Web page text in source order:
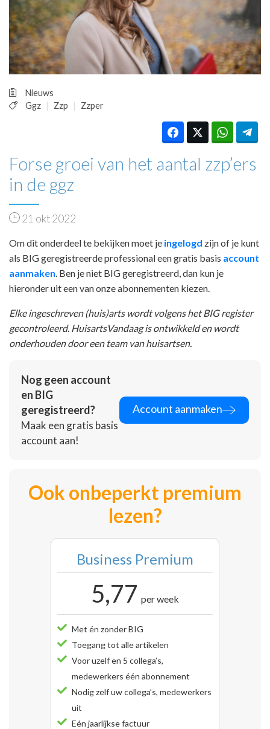
PRAKTIJKZAKEN
TARIEVEN
VPHUISARTSEN
MEDISCHE VAKHANDEL
REGISTRATIE
Nieuws
Ggz
Zzp Zzper
Forse groei van het aantal zzp’ers
in de ggz
21 okt 2022
Om dit onderdeel te bekijken moet je ingelogd zijn of je kunt
als BIG geregistreerde professional een gratis basis account
aanmaken . Ben je niet BIG geregistreerd, dan kun je
hieronder uit een van onze abonnementen kiezen.
Elke ingeschreven (huis)arts wordt volgens het BIG register
gecontroleerd. HuisartsVandaag is ontwikkeld en wordt
onderhouden door een team van huisartsen.
Nog geen account
en BIG
geregistreerd?
Maak een gratis basis
account aan!
Account aanmaken
Ook onbeperkt premium
lezen?
Business Premium
5,77 per week
Met én zonder BIG
Toegang tot alle artikelen
Voor uzelf en 5 collega’s,
medewerkers één abonnement
Nodig zelf uw collega’s, medewerkers
uit
Eén jaarlijkse factuur